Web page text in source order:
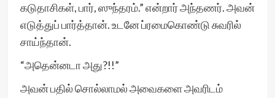
கடுதாசிகள், பார், ஸுந்தரம்.” என்றார் அந்தணர். அவன்
எடுத்துப் பார்த்தான். உடனே ப்ரமைகொண்டு சுவரில்
சாய்ந்தான்.
“அதென்னடா அது?!!”
அவன் பதில் சொல்லாமல் அவைகளை அவரிடம்